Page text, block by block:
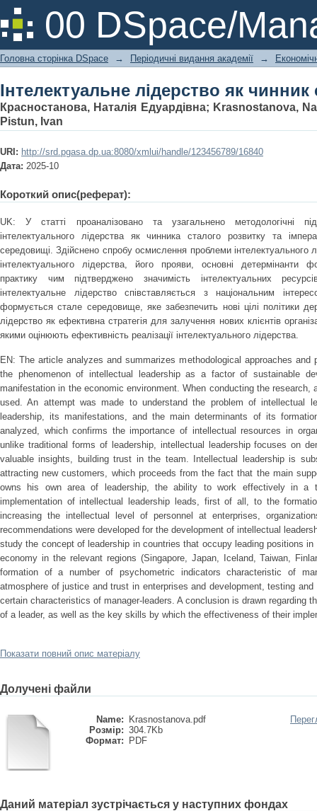
00 DSpace/
Інтелектуальне лідерство як
Головна сторінка DSpace → Періодичні видання академії →
Інтелектуальне лідерство як чинник
Красностанова, Наталія Едуардівна; Krasnostanova,
Pistun, Ivan
URI: http://srd.pgasa.dp.ua:8080/xmlui/handle/123456789/16840
Дата: 2025-10
Короткий опис(реферат):
UK: У статті проаналізовано та узагальнено методологічні
інтелектуального лідерства як чинника сталого розвитку та
середовищі. Здійснено спробу осмислення проблеми інтелектуального
інтелектуального лідерства, його прояви, основні детермінанти
практику чим підтверджено значимість інтелектуальних
інтелектуальне лідерство співставляється з національним
формується стале середовище, яке забезпечить нові цілі політики
лідерство як ефективна стратегія для залучення нових клієнтів
якими оцінюють ефективність реалізації інтелектуального лідерства.
EN: The article analyzes and summarizes methodological approaches and
the phenomenon of intellectual leadership as a factor of sustainable
manifestation in the economic environment. When conducting the
used. An attempt was made to understand the problem of intellectual
leadership, its manifestations, and the main determinants of its
analyzed, which confirms the importance of intellectual resources in
unlike traditional forms of leadership, intellectual leadership focuses on
valuable insights, building trust in the team. Intellectual leadership is
attracting new customers, which proceeds from the fact that the main
owns his own area of leadership, the ability to work effectively in a
implementation of intellectual leadership leads, first of all, to the
increasing the intellectual level of personnel at enterprises,
recommendations were developed for the development of intellectual
study the concept of leadership in countries that occupy leading positions
economy in the relevant regions (Singapore, Japan, Iceland, Taiwan,
formation of a number of psychometric indicators characteristic of
atmosphere of justice and trust in enterprises and development, testing
certain characteristics of manager-leaders. A conclusion is drawn regarding
of a leader, as well as the key skills by which the effectiveness of their
Показати повний опис матеріалу
Долучені файли
Name:
Krasnostanova.pdf
Розмір: 304.7Kb
Формат:
PDF
Даний матеріал зустрічається у наступних фондах